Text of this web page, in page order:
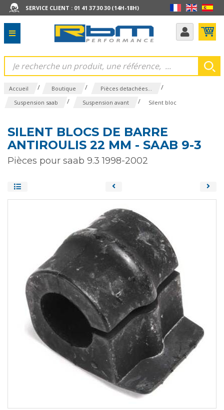
SERVICE CLIENT : 01 41 37 30 30 (14H-18H)
Accueil / Boutique / Pièces detachées... /
Suspension saab / Suspension avant / Silent bloc
SILENT BLOCS DE BARRE
ANTIROULIS 22 MM - SAAB 9-3
Pièces pour saab 9.3 1998-2002